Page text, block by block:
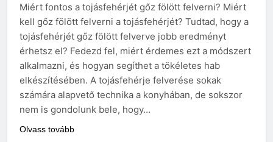
2 Hét Ezelőtt
Olcsó kerti bútor ötletek raklapból
2 Hét Ezelőtt
Mi kell egy kezdő tarot szetthez?
2 Hét Ezelőtt
Macskatartás lakásban: gyakori
hibák és megoldások
3 Hét Ezelőtt
Miért fontos a tojásfehérjét gőz fölött felverni? Miért
kell gőz fölött felverni a tojásfehérjét? Tudtad, hogy a
tojásfehérjét gőz fölött felverve jobb eredményt
érhetsz el? Fedezd fel, miért érdemes ezt a módszert
alkalmazni, és hogyan segíthet a tökéletes hab
elkészítésében. A tojásfehérje felverése sokak
számára alapvető technika a konyhában, de sokszor
nem is gondolunk bele, hogy…
Olvass tovább